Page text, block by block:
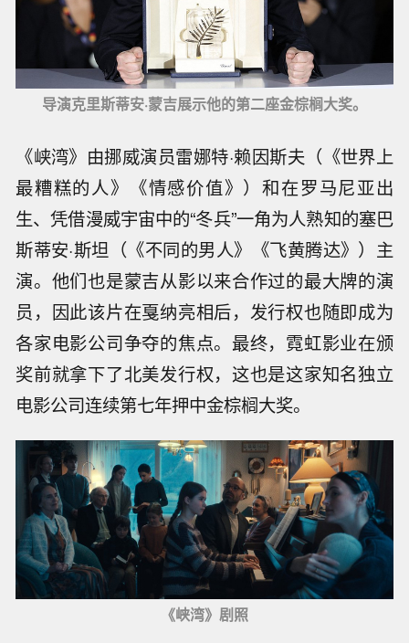
导演克里斯蒂安·蒙吉展示他的第二座金棕榈大奖。
《峡湾》由挪威演员雷娜特·赖因斯夫（《世界上
最糟糕的人》《情感价值》）和在罗马尼亚出
生、凭借漫威宇宙中的“冬兵”一角为人熟知的塞巴
斯蒂安·斯坦（《不同的男人》《飞黄腾达》）主
演。他们也是蒙吉从影以来合作过的最大牌的演
员，因此该片在戛纳亮相后，发行权也随即成为
各家电影公司争夺的焦点。最终，霓虹影业在颁
奖前就拿下了北美发行权，这也是这家知名独立
电影公司连续第七年押中金棕榈大奖。
《峡湾》剧照